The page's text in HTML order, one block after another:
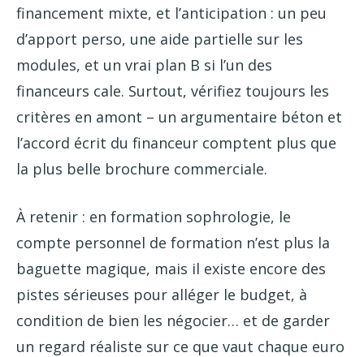
financement mixte, et l’anticipation : un peu
d’apport perso, une aide partielle sur les
modules, et un vrai plan B si l’un des
financeurs cale. Surtout, vérifiez toujours les
critères en amont – un argumentaire béton et
l’accord écrit du financeur comptent plus que
la plus belle brochure commerciale.
À retenir : en formation sophrologie, le
compte personnel de formation n’est plus la
baguette magique, mais il existe encore des
pistes sérieuses pour alléger le budget, à
condition de bien les négocier… et de garder
un regard réaliste sur ce que vaut chaque euro